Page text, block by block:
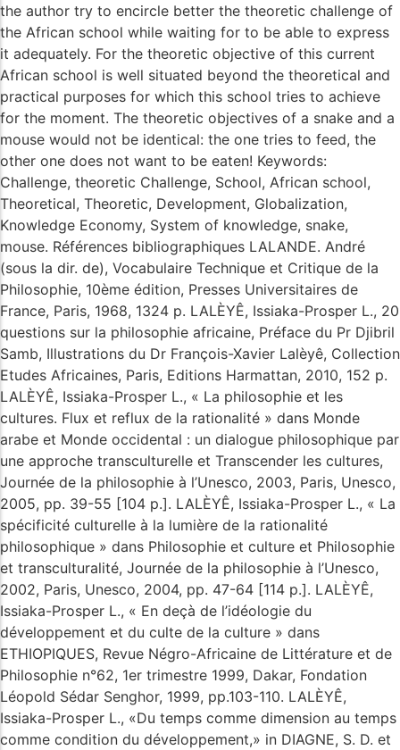
the author try to encircle better the theoretic challenge of
the African school while waiting for to be able to express
it adequately. For the theoretic objective of this current
African school is well situated beyond the theoretical and
practical purposes for which this school tries to achieve
for the moment. The theoretic objectives of a snake and a
mouse would not be identical: the one tries to feed, the
other one does not want to be eaten! Keywords:
Challenge, theoretic Challenge, School, African school,
Theoretical, Theoretic, Development, Globalization,
Knowledge Economy, System of knowledge, snake,
mouse. Références bibliographiques LALANDE. André
(sous la dir. de), Vocabulaire Technique et Critique de la
Philosophie, 10ème édition, Presses Universitaires de
France, Paris, 1968, 1324 p. LALÈYÊ, Issiaka-Prosper L., 20
questions sur la philosophie africaine, Préface du Pr Djibril
Samb, Illustrations du Dr François-Xavier Lalèyê, Collection
Etudes Africaines, Paris, Editions Harmattan, 2010, 152 p.
LALÈYÊ, Issiaka-Prosper L., « La philosophie et les
cultures. Flux et reflux de la rationalité » dans Monde
arabe et Monde occidental : un dialogue philosophique par
une approche transculturelle et Transcender les cultures,
Journée de la philosophie à l’Unesco, 2003, Paris, Unesco,
2005, pp. 39-55 [104 p.]. LALÈYÊ, Issiaka-Prosper L., « La
spécificité culturelle à la lumière de la rationalité
philosophique » dans Philosophie et culture et Philosophie
et transculturalité, Journée de la philosophie à l’Unesco,
2002, Paris, Unesco, 2004, pp. 47-64 [114 p.]. LALÈYÊ,
Issiaka-Prosper L., « En deçà de l’idéologie du
développement et du culte de la culture » dans
ETHIOPIQUES, Revue Négro-Africaine de Littérature et de
Philosophie n°62, 1er trimestre 1999, Dakar, Fondation
Léopold Sédar Senghor, 1999, pp.103-110. LALÈYÊ,
Issiaka-Prosper L., «Du temps comme dimension au temps
comme condition du développement,» in DIAGNE, S. D. et